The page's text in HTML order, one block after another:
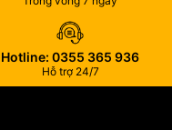
công.
Đầu
Hotline: 0355 365 936
Hỗ trợ 24/7